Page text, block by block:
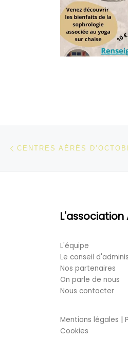
Parcourir les
CENTRES AÉRÉS
L'association
L'équipe
Le conseil
Nos partenaires
On parle de nous
Nous contacter
Mentions légales |
Cookies